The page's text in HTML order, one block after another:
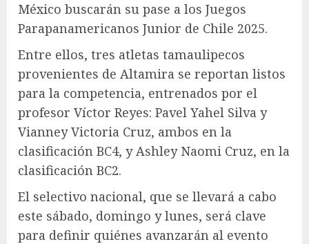
México buscarán su pase a los Juegos
Parapanamericanos Junior de Chile 2025.
Entre ellos, tres atletas tamaulipecos
provenientes de Altamira se reportan listos
para la competencia, entrenados por el
profesor Víctor Reyes: Pavel Yahel Silva y
Vianney Victoria Cruz, ambos en la
clasificación BC4, y Ashley Naomi Cruz, en la
clasificación BC2.
El selectivo nacional, que se llevará a cabo
este sábado, domingo y lunes, será clave
para definir quiénes avanzarán al evento